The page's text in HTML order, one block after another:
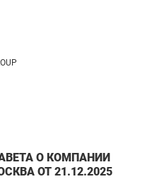
О КОМПАНИИ
ОТ 21.12.2025